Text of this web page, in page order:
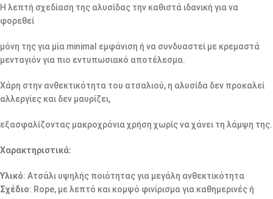
Η λεπτή σχεδίαση της αλυσίδας την καθιστά ιδανική για να
φορεθεί
μόνη της για μία minimal εμφάνιση ή να συνδυαστεί με κρεμαστά
μενταγιόν για πιο εντυπωσιακό αποτέλεσμα.
Χάρη στην ανθεκτικότητα του ατσαλιού, η αλυσίδα δεν προκαλεί
αλλεργίες και δεν μαυρίζει,
εξασφαλίζοντας μακροχρόνια χρήση χωρίς να χάνει τη λάμψη της.
Χαρακτηριστικά:
Υλικό: Ατσάλι υψηλής ποιότητας για μεγάλη ανθεκτικότητα
Σχέδιο: Rope, με λεπτό και κομψό φινίρισμα για καθημερινές ή